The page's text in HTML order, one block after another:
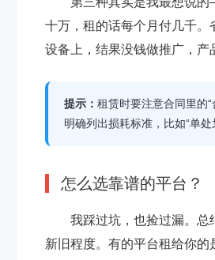
十万，租的话每个月付几千
设备上，结果没钱做推广，产
提示： 租赁时要注意合同里的
明确列出损耗标准，比如“单
怎么选靠谱的平台？
我踩过坑，也捡过漏。总
新旧程度。有的平台租给你